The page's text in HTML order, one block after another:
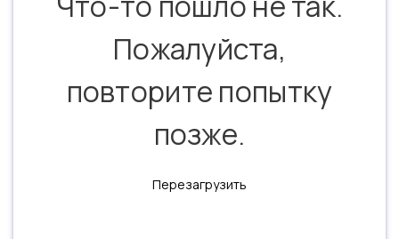
Пожалуйста,
повторите попытку
позже.
Перезагрузить